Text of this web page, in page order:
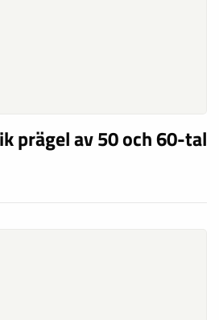
prägel av 50 och 60-tal